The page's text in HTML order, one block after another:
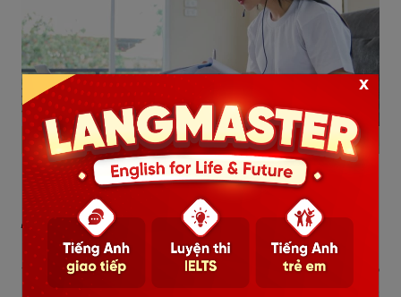
Các kênh Podcast tiếng Anh hay
4.5. Business English Pod
Đây là một kênh về đề tài kinh doanh, rất thích hợp
những người đang làm việc tại các doanh nghiệp nước
x